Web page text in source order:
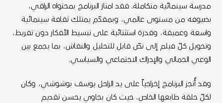
مدرسة سينمائية متكاملة. فقد امتاز البرنامج بمحتواه الراقي،
بضيوفه من مستوى عالمي، وبمقدّم يمتلك ثقافة سينمائية
واسعة وعميقة، وقدرة استثنائية على تبسيط الأفكار دون تفريط،
وتحويل كلّ فيلم إلى نصّ قابل للتحليل والنقاش، بما يجمع بين
الوعي الجمالي والإدراك الاجتماعي والسياسي.
وقد أُنجز البرنامج إخراجياً على يد الراحل يوسف بوشوشي، وكان
لكلّ حلقة طابعها الخاص، حيث كان بجاوي يحسن تقديم